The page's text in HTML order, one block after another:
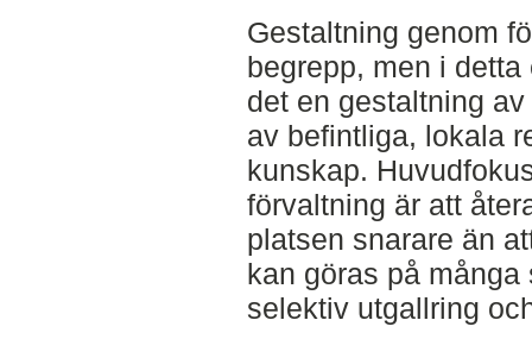
Gestaltning genom
begrepp, men i
det en gestaltning
av befintliga, lokala
kunskap.
förvaltning är att
platsen snarare än
kan göras på
selektiv utgallring